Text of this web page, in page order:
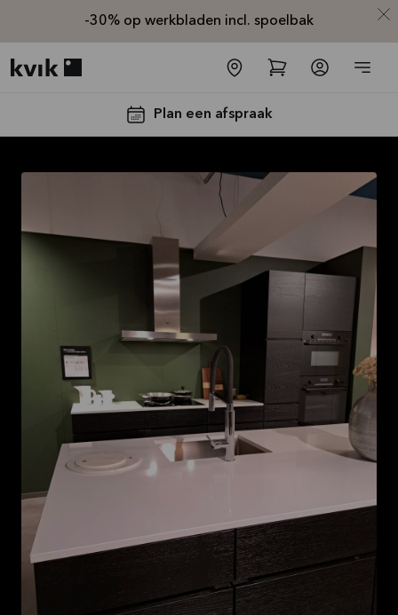
-30% op werkbladen incl. spoelbak
Plan een afspraak
-30% op alle
incl. spoelbak
en kraan*
Aanbieding is geldig tot
16-08-2026
Bekijk
aanbieding